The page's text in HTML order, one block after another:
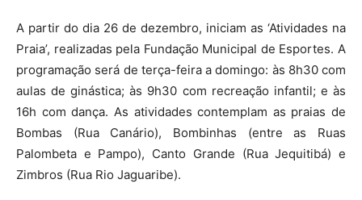
A partir do dia 26 de dezembro, iniciam as ‘Atividades na
Praia’, realizadas pela Fundação Municipal de Esportes. A
programação será de terça-feira a domingo: às 8h30 com
aulas de ginástica; às 9h30 com recreação infantil; e às
16h com dança. As atividades contemplam as praias de
Bombas (Rua Canário), Bombinhas (entre as Ruas
Palombeta e Pampo), Canto Grande (Rua Jequitibá) e
Zimbros (Rua Rio Jaguaribe).